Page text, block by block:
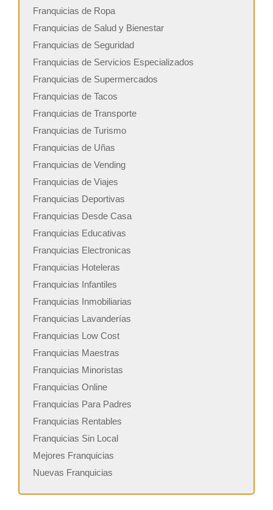
Franquicias de Ropa
Franquicias de Salud y Bienestar
Franquicias de Seguridad
Franquicias de Servicios Especializados
Franquicias de Supermercados
Franquicias de Tacos
Franquicias de Transporte
Franquicias de Turismo
Franquicias de Uñas
Franquicias de Vending
Franquicias de Viajes
Franquicias Deportivas
Franquicias Desde Casa
Franquicias Educativas
Franquicias Electronicas
Franquicias Hoteleras
Franquicias Infantiles
Franquicias Inmobiliarias
Franquicias Lavanderías
Franquicias Low Cost
Franquicias Maestras
Franquicias Minoristas
Franquicias Online
Franquicias Para Padres
Franquicias Rentables
Franquicias Sin Local
Mejores Franquicias
Nuevas Franquicias